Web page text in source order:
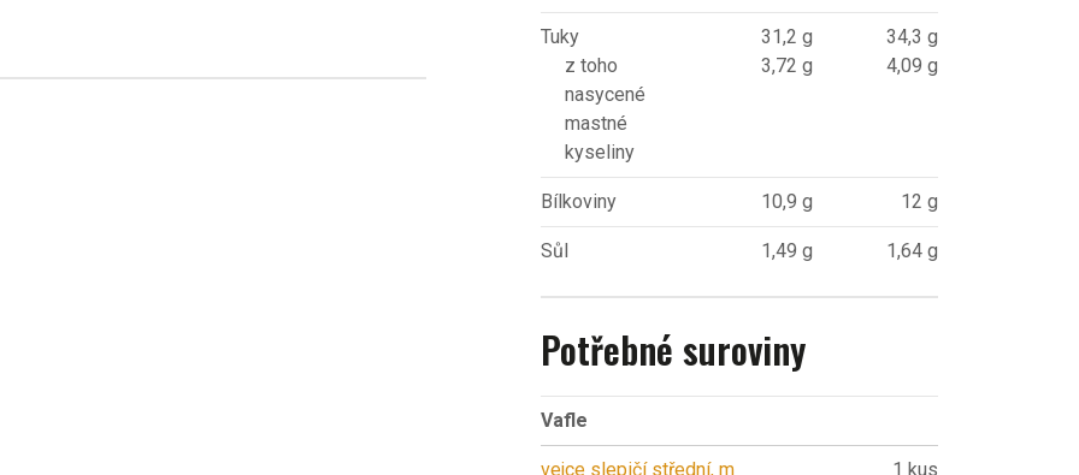
Tuky
z toho
nasycené
mastné
kyseliny
31,2 g
3,72 g
34,3 g
4,09 g
Bílkoviny 10,9 g 12 g
Sůl 1,49 g 1,64 g
Potřebné suroviny
Vafle
vejce slepičí střední, m 1 kus